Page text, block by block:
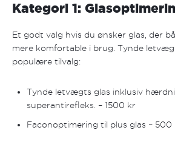
Kategori 1:
Et godt valg hvis du ønsker glas, der
mere komfortable i brug. Tynde
populære tilvalg:
Tynde letvægts glas inklusiv
superantirefleks. – 1500 kr
Faconoptimering til plus glas – 500